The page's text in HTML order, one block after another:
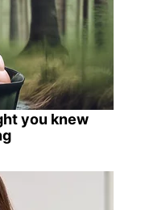
you knew